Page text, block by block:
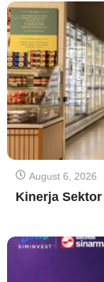
August 6, 2026
Kinerja